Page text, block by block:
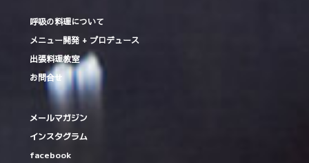
呼吸の料理について
メニュー開発 + プロデュース
出張料理教室
お問合せ
メールマガジン
インスタグラム
facebook